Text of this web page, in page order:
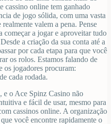
cassino online tem ganhado
de jogo sólida, com uma vasta
valem a pena. Pense
começar a jogar e aproveitar tudo
a criação da sua conta até a
por cada etapa para que você
os rolos. Estamos falando de
os jogadores procuram:
cada rodada.
e o Ace Spinz Casino não
e fácil de usar, mesmo para
cassinos online. A organização
você encontre rapidamente o